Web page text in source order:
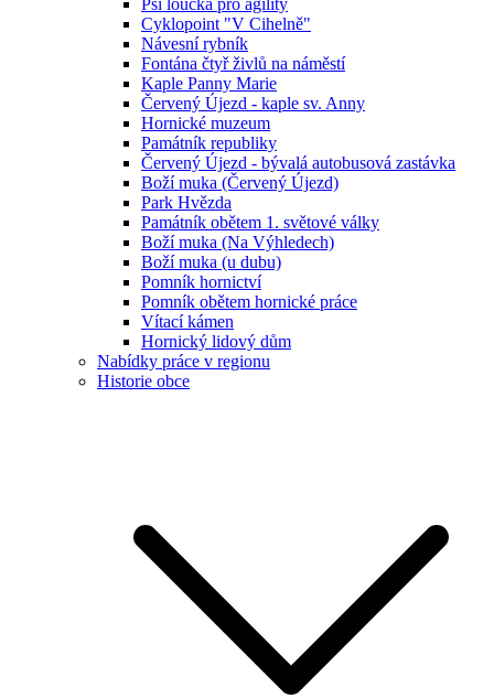
Psí loučka pro agility
Cyklopoint "V Cihelně"
Návesní rybník
Fontána čtyř živlů na náměstí
Kaple Panny Marie
Červený Újezd - kaple sv. Anny
Hornické muzeum
Památník republiky
Červený Újezd - bývalá autobusová zastávka
Boží muka (Červený Újezd)
Park Hvězda
Památník obětem 1. světové války
Boží muka (Na Výhledech)
Boží muka (u dubu)
Pomník hornictví
Pomník obětem hornické práce
Vítací kámen
Hornický lidový dům
Nabídky práce v regionu
Historie obce